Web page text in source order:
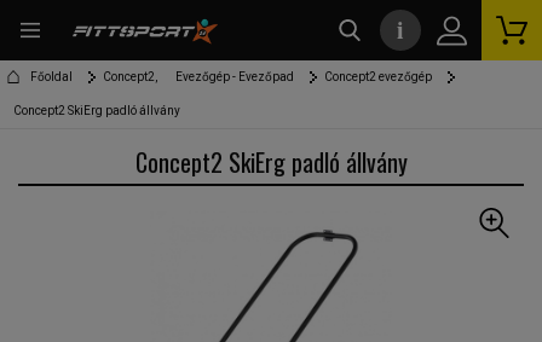
Főoldal Concept2, Evezőgép - Evezőpad Concept2 evezőgép
Concept2 SkiErg padló állvány
Concept2 SkiErg padló állvány
i
kereső